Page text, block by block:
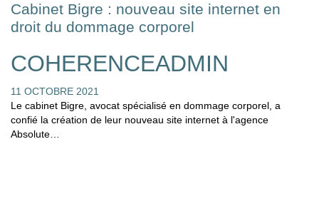
Cabinet Bigre : nouveau site internet en
droit du dommage corporel
COHERENCEADMIN
11 OCTOBRE 2021
Le cabinet Bigre, avocat spécialisé en dommage corporel, a
confié la création de leur nouveau site internet à l'agence
Absolute…